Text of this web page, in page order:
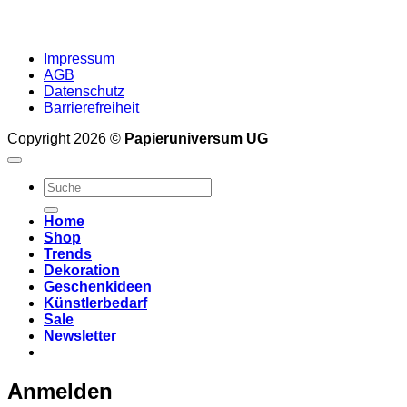
Impressum
AGB
Datenschutz
Barrierefreiheit
Copyright 2026 © Papieruniversum UG
Suche
nach:
Home
Shop
Trends
Dekoration
Geschenkideen
Künstlerbedarf
Sale
Newsletter
Anmelden